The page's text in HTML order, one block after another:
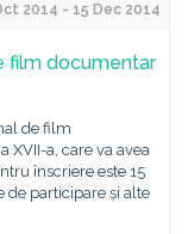
2014 - 15 Dec 2014
film documentar
de film
XVII-a, care va avea
înscriere este 15
participare și alte